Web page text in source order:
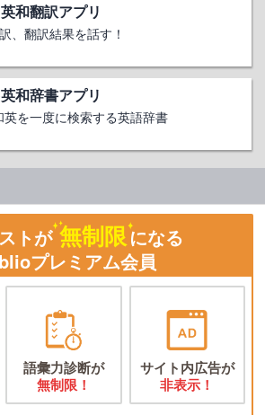
和翻訳アプリ
、翻訳結果を話す！
和辞書アプリ
英を一度に検索する英語辞書
トが 無制限になる
プレミアム会員
語彙力診断が
無制限！
サイト内広告が
非表示！